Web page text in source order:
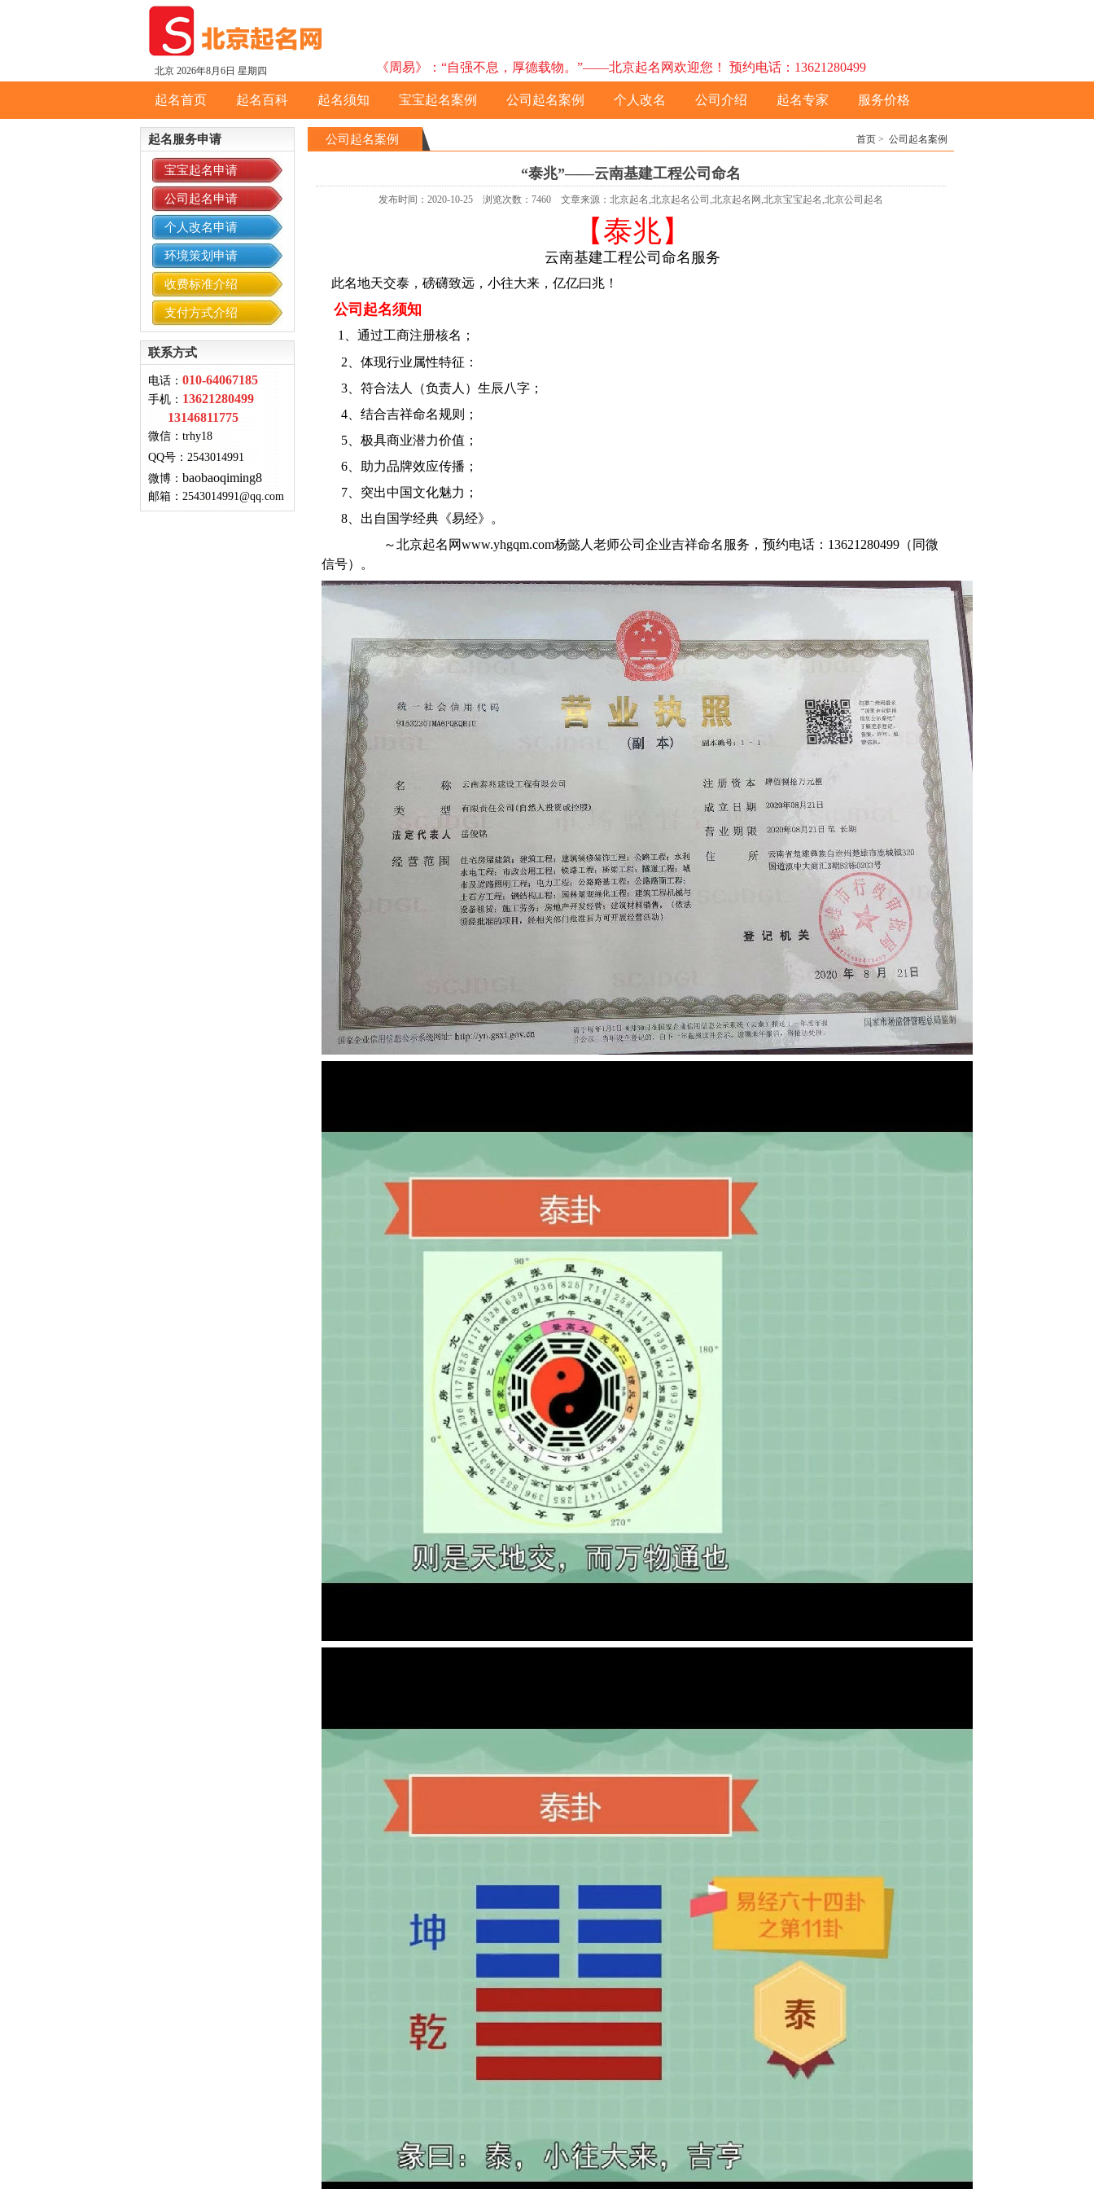
北京 2026年8月6日 星期四 《周易》：“自强不息，厚德载物。”——北京起名网欢迎您！ 预约电话：13621280499
起名首页 起名百科 起名须知 宝宝起名案例 公司起名案例 个人改名 公司介绍 起名专家 服务价格
起名服务申请
宝宝起名申请
公司起名申请
个人改名申请
环境策划申请
收费标准介绍
支付方式介绍
联系方式
电话： 010-64067185
手机： 13621280499
13146811775
微信： trhy18
QQ号 ： 2543014991
微博： baobaoqiming8
邮箱： 2543014991@qq.com
公司起名案例 首页 > 公司起名案例
“泰兆”——云南基建工程公司命名
发布时间：2020-10-25 浏览次数：7460 文章来源：北京起名,北京起名公司,北京起名网,北京宝宝起名,北京公司起名
【泰兆】
云南基建工程公司命名服务
此名地天交泰，磅礴致远，小往大来，亿亿曰兆！
公司起名须知
1、通过工商注册核名；
2、体现行业属性特征：
3、符合法人（负责人）生辰八字；
4、结合吉祥命名规则；
5、极具商业潜力价值；
6、助力品牌效应传播；
7、突出中国文化魅力；
8、出自国学经典《易经》。
～北京起名网www.yhgqm.com杨懿人老师公司企业吉祥命名服务，预约电话：13621280499（同微
信号）。